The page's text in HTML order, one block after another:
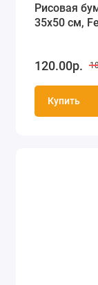
Рисовая
35х50 см,
120.00р.
Купить